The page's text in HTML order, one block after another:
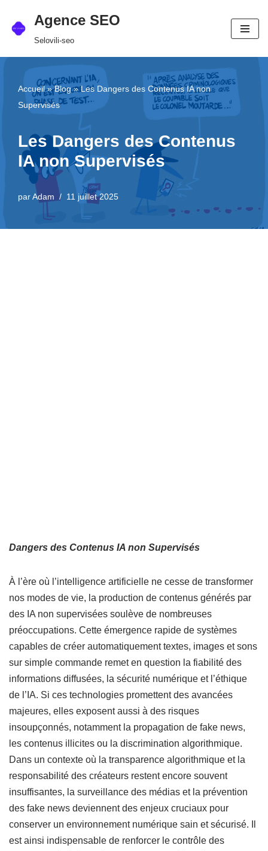
Aller
Agence SEO
Selovili-seo
Accueil»Blog»Les Dangers des Contenus IA non
Supervisés
Les Dangers des Contenus
IA non Supervisés
parAdam 11 juillet 2025
Dangers des Contenus IA non Supervisés
À l’ère où l’intelligence artificielle ne cesse de transformer
nos modes de vie, la production de contenus générés par
des IA non supervisées soulève de nombreuses
préoccupations. Cette émergence rapide de systèmes
capables de créer automatiquement textes, images et sons
sur simple commande remet en question la fiabilité des
informations diffusées, la sécurité numérique et l’éthique
de l’IA. Si ces technologies promettent des avancées
majeures, elles exposent aussi à des risques
insoupçonnés, notamment la propagation de fake news,
les contenus illicites ou la discrimination algorithmique.
Dans un contexte où la transparence algorithmique et la
responsabilité des créateurs restent encore souvent
insuffisantes, la surveillance des médias et la prévention
des fake news deviennent des enjeux cruciaux pour
conserver un environnement numérique sain et sécurisé. Il
est ainsi indispensable de renforcer le contrôle des